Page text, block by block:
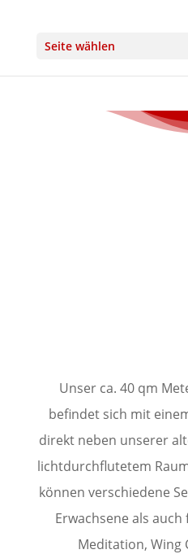
Seite wählen
Unser ca. 40 qm
befindet sich mit
direkt neben unserer
lichtdurchflutetem
können verschiedene
Erwachsene als
Meditation, Wing